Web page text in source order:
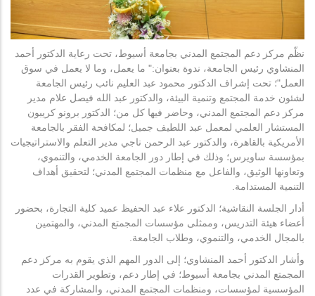
نظّم مركز دعم المجتمع المدني بجامعة أسيوط، تحت رعاية الدكتور أحمد
المنشاوي رئيس الجامعة، ندوة بعنوان:" ما يعمل، وما لا يعمل في سوق
العمل"؛ تحت إشراف الدكتور محمود عبد العليم نائب رئيس الجامعة
لشئون خدمة المجتمع وتنمية البيئة، والدكتور عبد الله فيصل علام مدير
مركز دعم المجتمع المدني، وحاضر فيها كل من؛ الدكتور برونو كريبون
المستشار العلمي لمعمل عبد اللطيف جميل؛ لمكافحة الفقر بالجامعة
الأمريكية بالقاهرة، والدكتور عبد الرحمن ناجي مدير التعلم والاستراتيجيات
بمؤسسة ساويرس؛ وذلك في إطار دور الجامعة الخدمي، والتنموي،
وتعاونها الوثيق، والفاعل مع منظمات المجتمع المدني؛ لتحقيق أهداف
التنمية المستدامة.
أدار الجلسة النقاشية؛ الدكتور علاء عبد الحفيظ عميد كلية التجارة، بحضور
أعضاء هيئة التدريس، وممثلى مؤسسات المجمتع المدني، والمهتمين
بالمجال الخدمي، والتنموي، وطلاب الجامعة.
وأشار الدكتور أحمد المنشاوي؛ إلى الدور المهم الذي يقوم به مركز دعم
المجمتع المدني بجامعة أسيوط؛ في إطار دعم، وتطوير القدرات
المؤسسية لمؤسسات، ومنظمات المجتمع المدني، والمشاركة في عدد